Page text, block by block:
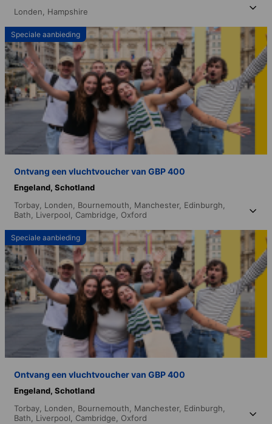
Londen, Hampshire
Speciale aanbieding
Ontvang een vluchtvoucher van GBP 400
Engeland, Schotland
Torbay, Londen, Bournemouth, Manchester, Edinburgh,
Bath, Liverpool, Cambridge, Oxford
Speciale aanbieding
Ontvang een vluchtvoucher van GBP 400
Engeland, Schotland
Torbay, Londen, Bournemouth, Manchester, Edinburgh,
Bath, Liverpool, Cambridge, Oxford